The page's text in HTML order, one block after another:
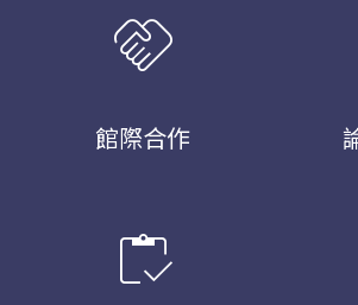
handshake
館際合作
inventory